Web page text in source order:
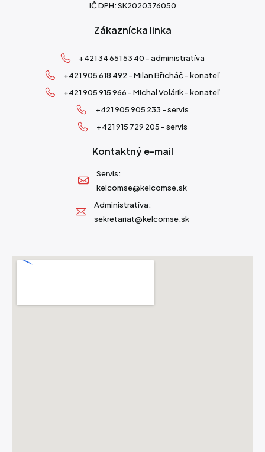
IČ DPH: SK2020376050
Zákaznícka linka
+421 34 651 53 40 - administratíva
+421 905 618 492 - Milan Břicháč - konateľ
+421 905 915 966 - Michal Volárik - konateľ
+421 905 905 233 - servis
+421 915 729 205 - servis
Kontaktný e-mail
Servis:
kelcomse@kelcomse.sk
Administratíva:
sekretariat@kelcomse.sk